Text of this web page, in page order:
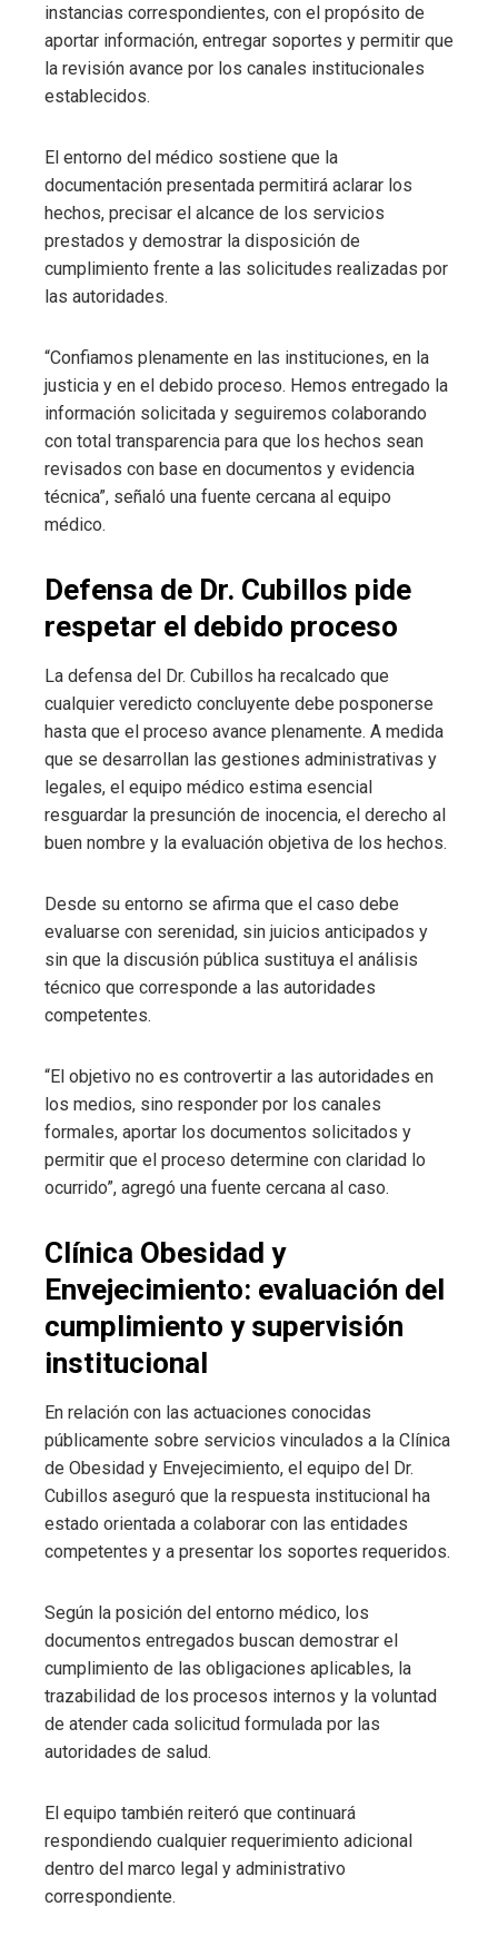
instancias correspondientes, con el propósito de
aportar información, entregar soportes y permitir que
la revisión avance por los canales institucionales
establecidos.
El entorno del médico sostiene que la
documentación presentada permitirá aclarar los
hechos, precisar el alcance de los servicios
prestados y demostrar la disposición de
cumplimiento frente a las solicitudes realizadas por
las autoridades.
“Confiamos plenamente en las instituciones, en la
justicia y en el debido proceso. Hemos entregado la
información solicitada y seguiremos colaborando
con total transparencia para que los hechos sean
revisados con base en documentos y evidencia
técnica”, señaló una fuente cercana al equipo
médico.
Defensa de Dr. Cubillos pide
respetar el debido proceso
La defensa del Dr. Cubillos ha recalcado que
cualquier veredicto concluyente debe posponerse
hasta que el proceso avance plenamente. A medida
que se desarrollan las gestiones administrativas y
legales, el equipo médico estima esencial
resguardar la presunción de inocencia, el derecho al
buen nombre y la evaluación objetiva de los hechos.
Desde su entorno se afirma que el caso debe
evaluarse con serenidad, sin juicios anticipados y
sin que la discusión pública sustituya el análisis
técnico que corresponde a las autoridades
competentes.
“El objetivo no es controvertir a las autoridades en
los medios, sino responder por los canales
formales, aportar los documentos solicitados y
permitir que el proceso determine con claridad lo
ocurrido”, agregó una fuente cercana al caso.
Clínica Obesidad y
Envejecimiento: evaluación del
cumplimiento y supervisión
institucional
En relación con las actuaciones conocidas
públicamente sobre servicios vinculados a la Clínica
de Obesidad y Envejecimiento, el equipo del Dr.
Cubillos aseguró que la respuesta institucional ha
estado orientada a colaborar con las entidades
competentes y a presentar los soportes requeridos.
Según la posición del entorno médico, los
documentos entregados buscan demostrar el
cumplimiento de las obligaciones aplicables, la
trazabilidad de los procesos internos y la voluntad
de atender cada solicitud formulada por las
autoridades de salud.
El equipo también reiteró que continuará
respondiendo cualquier requerimiento adicional
dentro del marco legal y administrativo
correspondiente.